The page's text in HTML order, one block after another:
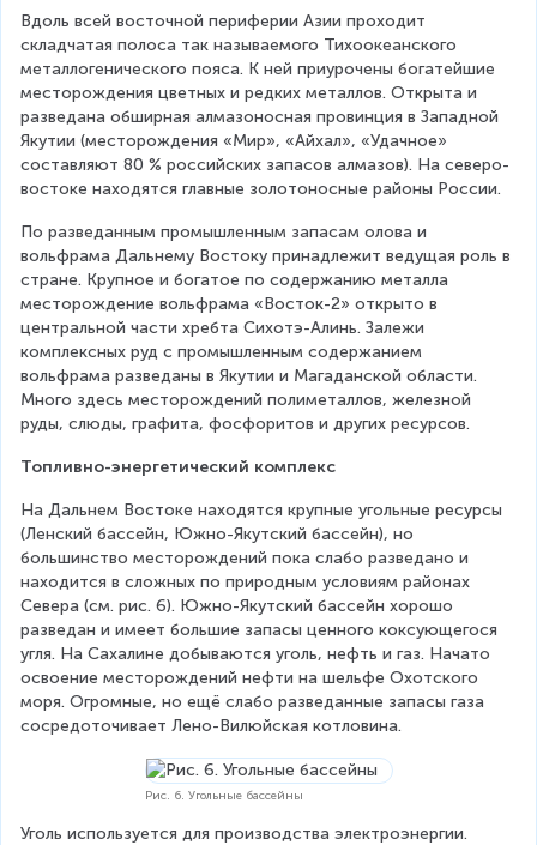
Вдоль всей восточной периферии Азии проходит
складчатая полоса так называемого Тихоокеанского
металлогенического пояса. К ней приурочены богатейшие
месторождения цветных и редких металлов. Открыта и
разведана обширная алмазоносная провинция в Западной
Якутии (месторождения «Мир», «Айхал», «Удачное»
составляют 80 % российских запасов алмазов). На северо-
востоке находятся главные золотоносные районы России.
По разведанным промышленным запасам олова и
вольфрама Дальнему Востоку принадлежит ведущая роль в
стране. Крупное и богатое по содержанию металла
месторождение вольфрама «Восток-2» открыто в
центральной части хребта Сихотэ-Алинь. Залежи
комплексных руд с промышленным содержанием
вольфрама разведаны в Якутии и Магаданской области.
Много здесь месторождений полиметаллов, железной
руды, слюды, графита, фосфоритов и других ресурсов.
Топливно-энергетический комплекс
На Дальнем Востоке находятся крупные угольные ресурсы
(Ленский бассейн, Южно-Якутский бассейн), но
большинство месторождений пока слабо разведано и
находится в сложных по природным условиям районах
Севера (см. рис. 6). Южно-Якутский бассейн хорошо
разведан и имеет большие запасы ценного коксующегося
угля. На Сахалине добываются уголь, нефть и газ. Начато
освоение месторождений нефти на шельфе Охотского
моря. Огромные, но ещё слабо разведанные запасы газа
сосредоточивает Лено-Вилюйская котловина.
Рис. 6. Угольные бассейны
Уголь используется для производства электроэнергии.